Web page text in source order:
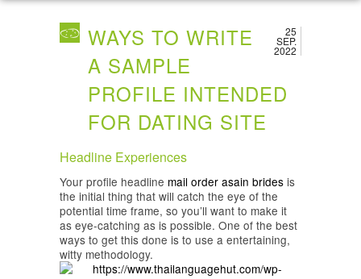
25
SEP.
2022
WAYS TO WRITE
A SAMPLE
PROFILE INTENDED
FOR DATING SITE
Headline Experiences
Your profile headline mail order asain brides is
the initial thing that will catch the eye of the
potential time frame, so you’ll want to make it
as eye-catching as is possible. One of the best
ways to get this done is to use a entertaining,
witty methodology.